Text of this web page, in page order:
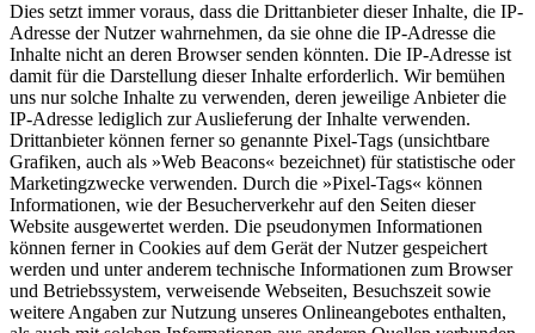
Dies setzt immer voraus, dass die Drittanbieter dieser Inhalte, die IP-
Adresse der Nutzer wahrnehmen, da sie ohne die IP-Adresse die
Inhalte nicht an deren Browser senden könnten. Die IP-Adresse ist
damit für die Darstellung dieser Inhalte erforderlich. Wir bemühen
uns nur solche Inhalte zu verwenden, deren jeweilige Anbieter die
IP-Adresse lediglich zur Auslieferung der Inhalte verwenden.
Drittanbieter können ferner so genannte Pixel-Tags (unsichtbare
Grafiken, auch als »Web Beacons« bezeichnet) für statistische oder
Marketingzwecke verwenden. Durch die »Pixel-Tags« können
Informationen, wie der Besucherverkehr auf den Seiten dieser
Website ausgewertet werden. Die pseudonymen Informationen
können ferner in Cookies auf dem Gerät der Nutzer gespeichert
werden und unter anderem technische Informationen zum Browser
und Betriebssystem, verweisende Webseiten, Besuchszeit sowie
weitere Angaben zur Nutzung unseres Onlineangebotes enthalten,